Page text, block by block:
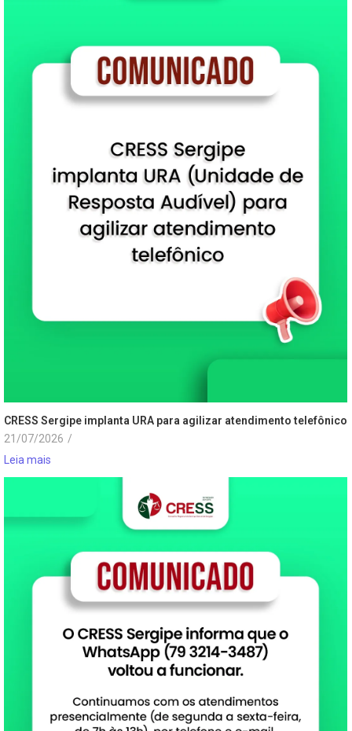
CRESS Sergipe implanta URA para agilizar atendimento telefônico
21/07/2026 /
Leia mais